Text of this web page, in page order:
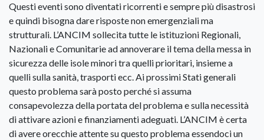
Questi eventi sono diventati ricorrenti e sempre più disastrosi
e quindi bisogna dare risposte non emergenziali ma
strutturali. L’ANCIM sollecita tutte le istituzioni Regionali,
Nazionali e Comunitarie ad annoverare il tema della messa in
sicurezza delle isole minori tra quelli prioritari, insieme a
quelli sulla sanità, trasporti ecc. Ai prossimi Stati generali
questo problema sarà posto perché si assuma
consapevolezza della portata del problema e sulla necessità
di attivare azioni e finanziamenti adeguati. L’ANCIM è certa
di avere orecchie attente su questo problema essendoci un